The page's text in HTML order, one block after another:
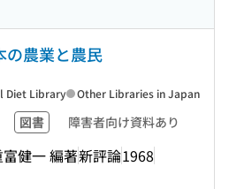
の農業と農民
図書 障害者向け資料あり
健一 編著新評論1968
Diet Library Other Libraries in Japan